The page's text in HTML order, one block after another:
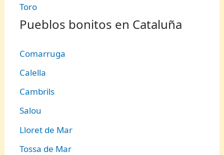
Toro
Pueblos bonitos en Cataluña
Comarruga
Calella
Cambrils
Salou
Lloret de Mar
Tossa de Mar